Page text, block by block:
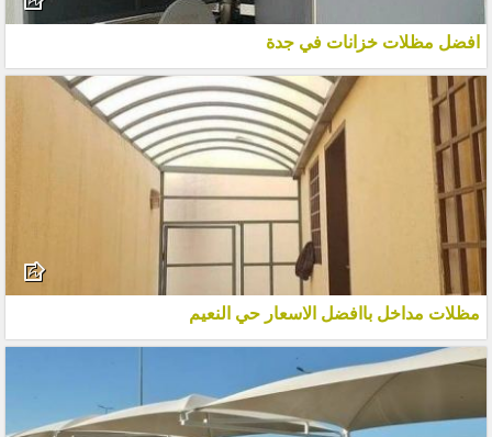
افضل مظلات خزانات في جدة
مظلات مداخل باافضل الاسعار حي النعيم